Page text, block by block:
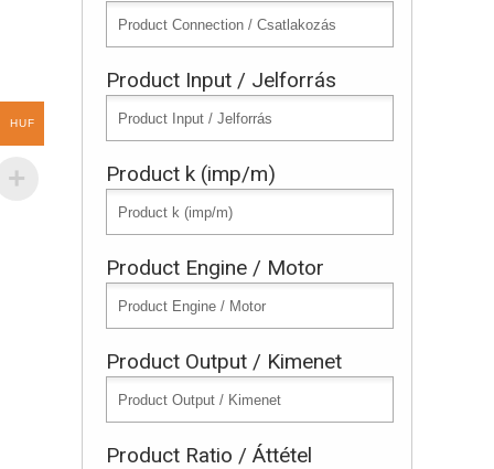
Product Input / Jelforrás
Product k (imp/m)
Product Engine / Motor
Product Output / Kimenet
Product Ratio / Áttétel
HUF